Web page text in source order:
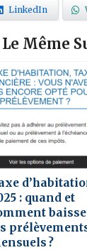
LinkedIn
Même
: quand et
?